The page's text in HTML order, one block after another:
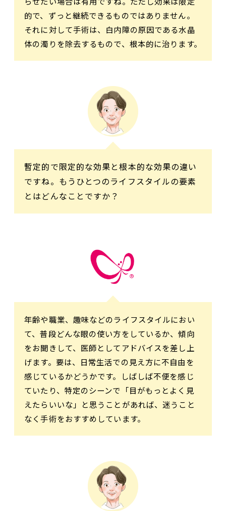
的で、ずっと継続できるものではありません。
それに対して手術は、白内障の原因である水晶
体の濁りを除去するもので、根本的に治ります。
暫定的で限定的な効果と根本的な効果の違い
ですね。もうひとつのライフスタイルの要素
とはどんなことですか？
年齢や職業、趣味などのライフスタイルにおい
て、普段どんな眼の使い方をしているか、傾向
をお聞きして、医師としてアドバイスを差し上
げます。要は、日常生活での見え方に不自由を
感じているかどうかです。しばしば不便を感じ
ていたり、特定のシーンで「目がもっとよく見
えたらいいな」と思うことがあれば、迷うこと
なく手術をおすすめしています。